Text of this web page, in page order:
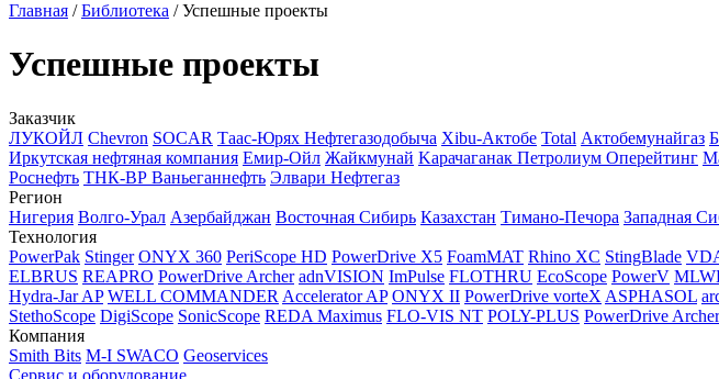
Главная /Библиотека /Успешные проекты
Успешные проекты
Заказчик
ЛУКОЙЛ Chevron SOCAR Таас-Юрях Нефтегазодобыча Xibu-Актобе Total Актобемунайгаз
Иркутская нефтяная компания Емир-Ойл Жайкмунай Kарачаганак Петролиум Оперейтинг
Роснефть ТНК-ВР Ваньеганнефть Элвари Нефтегаз
Регион
Нигерия Волго-Урал Азербайджан Восточная Сибирь Казахстан Тимано-Печора Западная
Технология
PowerPak Stinger ONYX 360 PeriScope HD PowerDrive X5 FoamMAT Rhino XC StingBlade
ELBRUS REAPRO PowerDrive Archer adnVISION ImPulse FLOTHRU EcoScope PowerV
Hydra-Jar AP WELL COMMANDER Accelerator AP ONYX II PowerDrive vorteX ASPHASOL
StethoScope DigiScope SonicScope REDA Maximus FLO-VIS NT POLY-PLUS PowerDrive
Компания
Smith Bits M-I SWACO Geoservices
Сервис и оборудование